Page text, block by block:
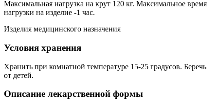
Максимальная нагрузка на крут 120 кг. Максимальное время
нагрузки на изделие -1 час.
Изделия медицинского назначения
Условия хранения
Хранить при комнатной температуре 15-25 градусов. Беречь
от детей.
Описание лекарственной формы